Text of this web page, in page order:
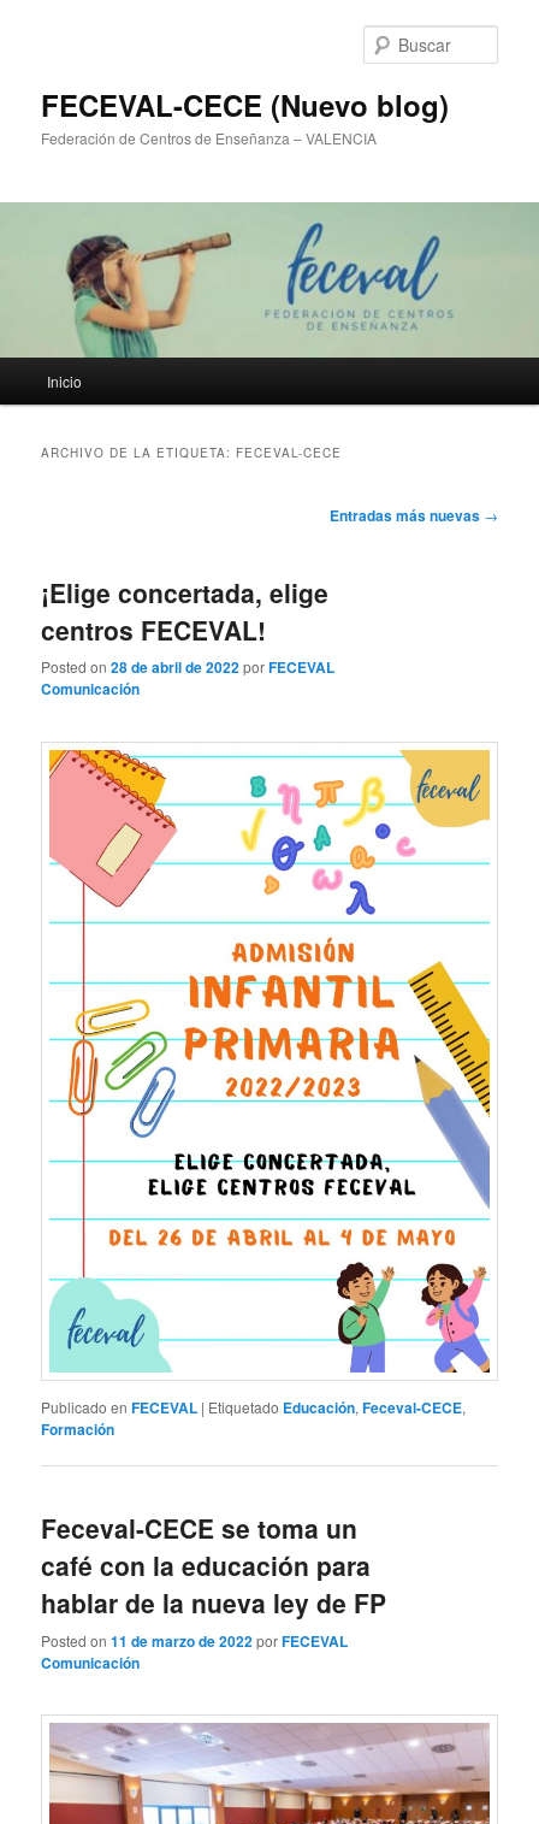
FECEVAL-CECE (Nuevo blog)
Federación de Centros de Enseñanza – VALENCIA
principal
Inicio
ARCHIVO DE LA ETIQUETA: FECEVAL-CECE
Entradas más nuevas →
¡Elige concertada, elige
centros FECEVAL!
Posted on28 de abril de 2022porFECEVAL
Comunicación
Publicado en FECEVAL | Etiquetado Educación,Feceval-CECE,
Formación
Feceval-CECE se toma un
café con la educación para
hablar de la nueva ley de FP
Posted on11 de marzo de 2022porFECEVAL
Comunicación